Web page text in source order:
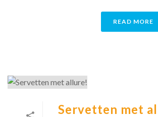
READ MORE
Servetten met